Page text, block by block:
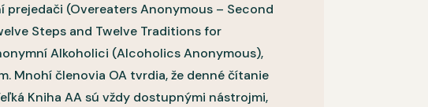
prejedači (Overeaters Anonymous – Second
Steps and Twelve Traditions for
Alkoholici (Alcoholics Anonymous),
Mnohí členovia OA tvrdia, že denné čítanie
Kniha AA sú vždy dostupnými nástrojmi,